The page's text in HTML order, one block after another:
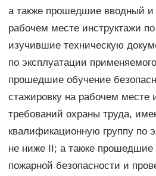
а также прошедшие вводный и
рабочем месте инструктажи
изучившие техническую
по эксплуатации
прошедшие обучение
стажировку на рабочем месте
требований охраны труда,
квалификационную группу по
не ниже II; а также прошедшие
пожарной безопасности и